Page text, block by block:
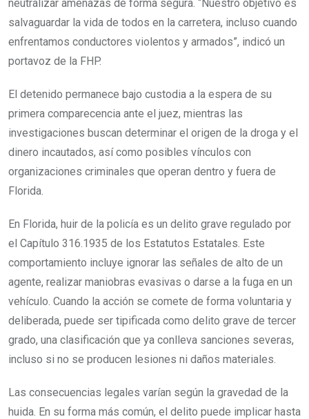
neutralizar amenazas de forma segura. “Nuestro objetivo es
salvaguardar la vida de todos en la carretera, incluso cuando
enfrentamos conductores violentos y armados”, indicó un
portavoz de la FHP.
El detenido permanece bajo custodia a la espera de su
primera comparecencia ante el juez, mientras las
investigaciones buscan determinar el origen de la droga y el
dinero incautados, así como posibles vínculos con
organizaciones criminales que operan dentro y fuera de
Florida.
En Florida, huir de la policía es un delito grave regulado por
el Capítulo 316.1935 de los Estatutos Estatales. Este
comportamiento incluye ignorar las señales de alto de un
agente, realizar maniobras evasivas o darse a la fuga en un
vehículo. Cuando la acción se comete de forma voluntaria y
deliberada, puede ser tipificada como delito grave de tercer
grado, una clasificación que ya conlleva sanciones severas,
incluso si no se producen lesiones ni daños materiales.
Las consecuencias legales varían según la gravedad de la
huida. En su forma más común, el delito puede implicar hasta